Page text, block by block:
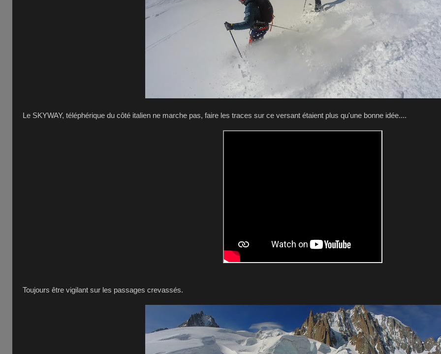
Le SKYWAY, téléphérique du côté italien ne marche pas, faire les traces sur ce versant étaient plus qu'une bonne idée....
Toujours être vigilant sur les passages crevassés.